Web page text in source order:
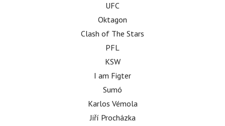
UFC
Oktagon
Clash of The Stars
PFL
KSW
I am Figter
Sumó
Karlos Vémola
Jiří Procházka